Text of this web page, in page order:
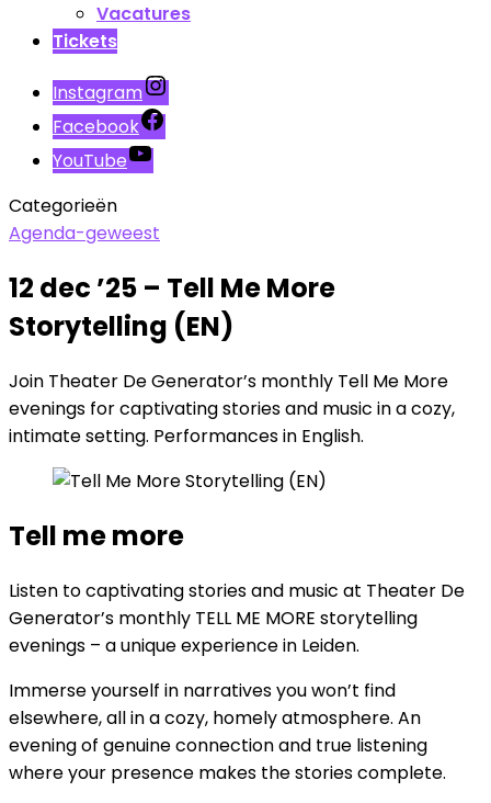
Vacatures
Tickets
Instagram
Facebook
YouTube
Categorieën
Agenda-geweest
12 dec ’25 – Tell Me More
Storytelling (EN)
Join Theater De Generator’s monthly Tell Me More
evenings for captivating stories and music in a cozy,
intimate setting. Performances in English.
Tell me more
Listen to captivating stories and music at Theater De
Generator’s monthly TELL ME MORE storytelling
evenings – a unique experience in Leiden.
Immerse yourself in narratives you won’t find
elsewhere, all in a cozy, homely atmosphere. An
evening of genuine connection and true listening
where your presence makes the stories complete.